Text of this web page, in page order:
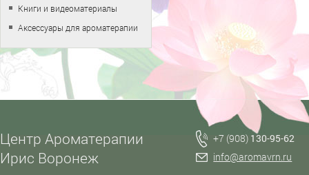
Книги и видеоматериалы
Аксессуары для ароматерапии
Центр Ароматерапии
Ирис Воронеж
+7 (908) 130-95-62
info@aromavrn.ru